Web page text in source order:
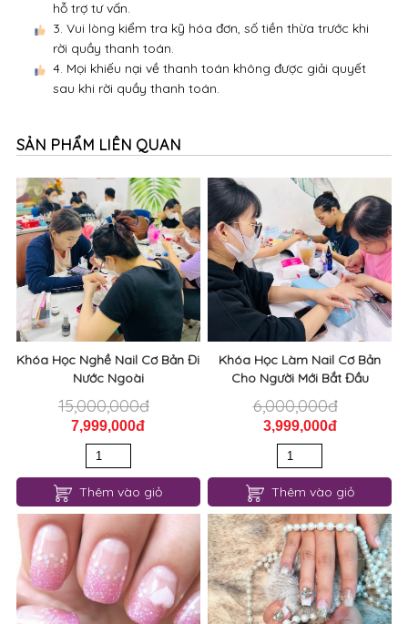
hỗ trợ tư vấn.
3. Vui lòng kiểm tra kỹ hóa đơn, số tiền thừa trước khi
rời quầy thanh toán.
4. Mọi khiếu nại về thanh toán không được giải quyết
sau khi rời quầy thanh toán.
SẢN PHẨM LIÊN QUAN
Khóa Học Nghề Nail Cơ Bản Đi
Nước Ngoài
15,000,000đ
7,999,000đ
Thêm vào giỏ
Khóa Học Làm Nail Cơ Bản
Cho Người Mới Bắt Đầu
6,000,000đ
3,999,000đ
Thêm vào giỏ